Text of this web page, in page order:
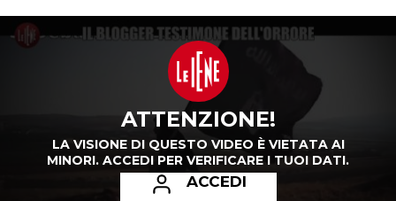
ATTENZIONE!
LA VISIONE DI QUESTO VIDEO È VIETATA AI
MINORI. ACCEDI PER VERIFICARE I TUOI DATI.
ACCEDI